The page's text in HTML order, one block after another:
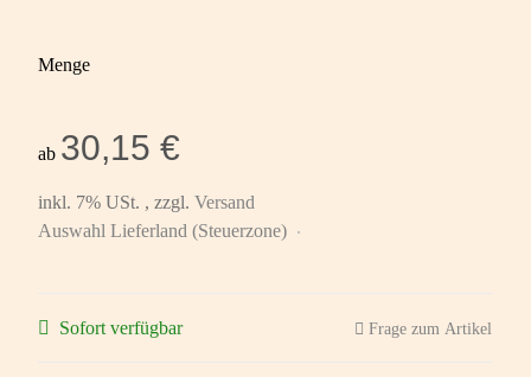
Menge
ab 30,15 €
inkl. 7% USt. , zzgl. Versand
Auswahl Lieferland (Steuerzone)
Sofort verfügbar Frage zum Artikel